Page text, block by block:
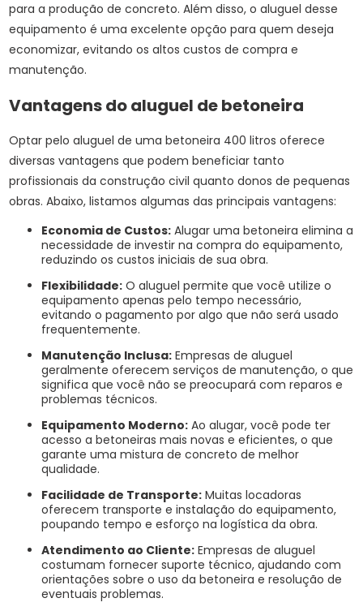
para a produção de concreto. Além disso, o aluguel desse
equipamento é uma excelente opção para quem deseja
economizar, evitando os altos custos de compra e
manutenção.
Vantagens do aluguel de betoneira
Optar pelo aluguel de uma betoneira 400 litros oferece
diversas vantagens que podem beneficiar tanto
profissionais da construção civil quanto donos de pequenas
obras. Abaixo, listamos algumas das principais vantagens:
Economia de Custos: Alugar uma betoneira elimina a
necessidade de investir na compra do equipamento,
reduzindo os custos iniciais de sua obra.
Flexibilidade: O aluguel permite que você utilize o
equipamento apenas pelo tempo necessário,
evitando o pagamento por algo que não será usado
frequentemente.
Manutenção Inclusa: Empresas de aluguel
geralmente oferecem serviços de manutenção, o que
significa que você não se preocupará com reparos e
problemas técnicos.
Equipamento Moderno: Ao alugar, você pode ter
acesso a betoneiras mais novas e eficientes, o que
garante uma mistura de concreto de melhor
qualidade.
Facilidade de Transporte: Muitas locadoras
oferecem transporte e instalação do equipamento,
poupando tempo e esforço na logística da obra.
Atendimento ao Cliente: Empresas de aluguel
costumam fornecer suporte técnico, ajudando com
orientações sobre o uso da betoneira e resolução de
eventuais problemas.